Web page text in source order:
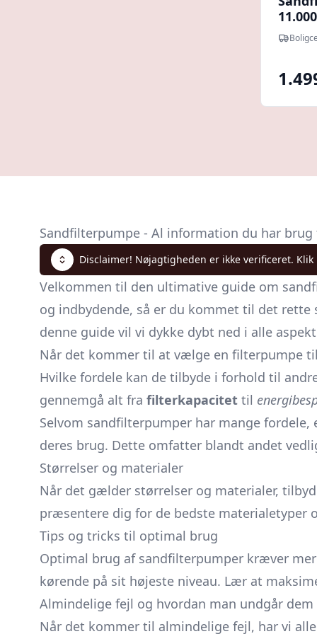
Sandfilterpumpe - Al information du har brug
Disclaimer! Nøjagtigheden er ikke verificeret.
Velkommen til den ultimative guide om
og indbydende, så er du kommet til det
denne guide vil vi dykke dybt ned i alle
Når det kommer til at vælge en filterpumpe
Hvilke fordele kan de tilbyde i forhold til
gennemgå alt fra filterkapacitet til
Selvom sandfilterpumper har mange
deres brug. Dette omfatter blandt andet
Størrelser og materialer
Når det gælder størrelser og materialer,
præsentere dig for de bedste materialetyper
Tips og tricks til optimal brug
Optimal brug af sandfilterpumper kræver
kørende på sit højeste niveau. Lær at
Almindelige fejl og hvordan man undgår dem
Når det kommer til almindelige fejl, har vi